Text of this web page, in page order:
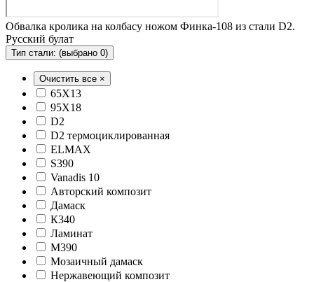
Обвалка кролика на колбасу ножом Финка-108 из стали D2.
Русский булат
Тип стали: (выбрано 0)
Очистить все ×
65Х13
95Х18
D2
D2 термоциклированная
ELMAX
S390
Vanadis 10
Авторский композит
Дамаск
К340
Ламинат
М390
Мозаичный дамаск
Нержавеющий композит